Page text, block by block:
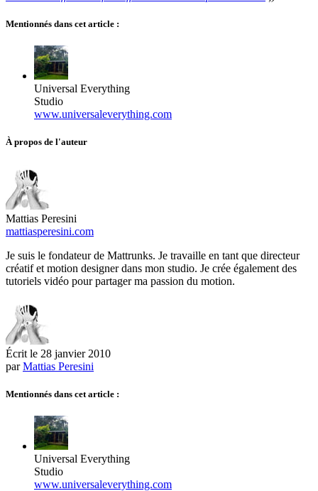
Mentionnés dans cet article :
Universal Everything
Studio
www.universaleverything.com
À propos de l'auteur
Mattias Peresini
mattiasperesini.com
Je suis le fondateur de Mattrunks. Je travaille en tant que directeur
créatif et motion designer dans mon studio. Je crée également des
tutoriels vidéo pour partager ma passion du motion.
Écrit le 28 janvier 2010
parMattias Peresini
Mentionnés dans cet article :
Universal Everything
Studio
www.universaleverything.com